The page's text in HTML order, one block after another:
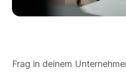
Frag in deinem